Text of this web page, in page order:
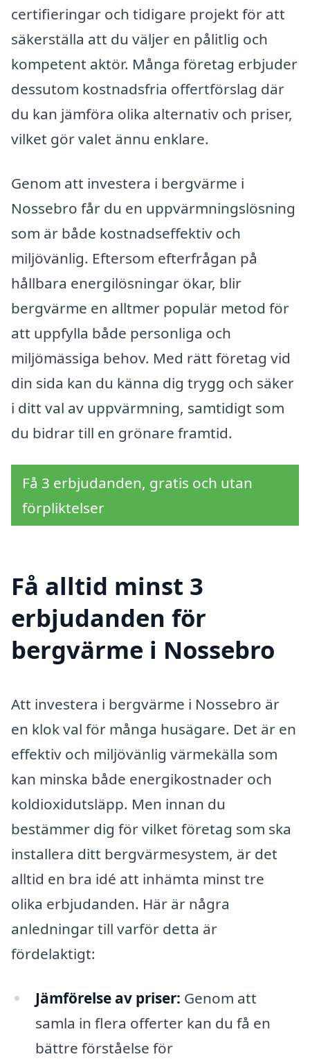
certifieringar och tidigare projekt för att
säkerställa att du väljer en pålitlig och
kompetent aktör. Många företag erbjuder
dessutom kostnadsfria offertförslag där
du kan jämföra olika alternativ och priser,
vilket gör valet ännu enklare.
Genom att investera i bergvärme i
Nossebro får du en uppvärmningslösning
som är både kostnadseffektiv och
miljövänlig. Eftersom efterfrågan på
hållbara energilösningar ökar, blir
bergvärme en alltmer populär metod för
att uppfylla både personliga och
miljömässiga behov. Med rätt företag vid
din sida kan du känna dig trygg och säker
i ditt val av uppvärmning, samtidigt som
du bidrar till en grönare framtid.
Få 3 erbjudanden, gratis och utan
förpliktelser
Få alltid minst 3
erbjudanden för
bergvärme i Nossebro
Att investera i bergvärme i Nossebro är
en klok val för många husägare. Det är en
effektiv och miljövänlig värmekälla som
kan minska både energikostnader och
koldioxidutsläpp. Men innan du
bestämmer dig för vilket företag som ska
installera ditt bergvärmesystem, är det
alltid en bra idé att inhämta minst tre
olika erbjudanden. Här är några
anledningar till varför detta är
fördelaktigt:
Jämförelse av priser: Genom att
samla in flera offerter kan du få en
bättre förståelse för